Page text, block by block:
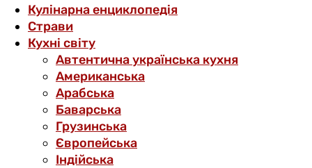
Кулінарна енциклопедія
Страви
Кухні світу
Автентична українська кухня
Американська
Арабська
Баварська
Грузинська
Європейська
Індійська